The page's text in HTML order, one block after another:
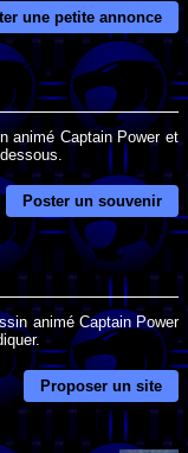
une petite annonce
animé Captain Power et
Poster un souvenir
animé Captain Power
Proposer un site